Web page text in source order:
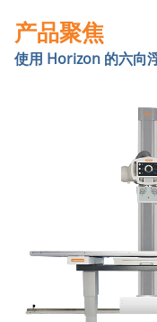
产品聚焦
使用 Horizon 的六向